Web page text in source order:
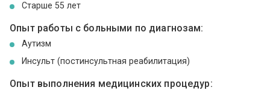
Cтарше 55 лет
Опыт работы с больными по диагнозам:
Аутизм
Инсульт (постинсультная реабилитация)
Опыт выполнения медицинских процедур: